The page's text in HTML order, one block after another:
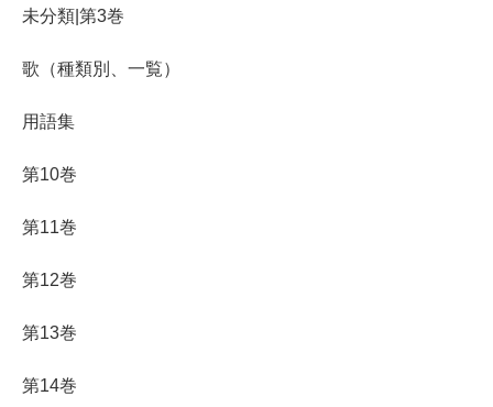
未分類|第3巻
歌（種類別、一覧）
用語集
第10巻
第11巻
第12巻
第13巻
第14巻